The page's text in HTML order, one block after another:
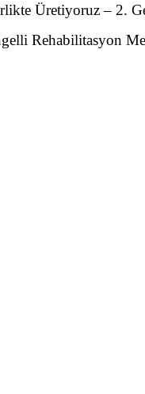
Üretiyoruz – 2.
Rehabilitasyon